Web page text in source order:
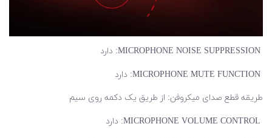
MICROPHONE NOISE SUPPRESSION: دارد
MICROPHONE MUTE FUNCTION: دارد
طریقه قطع صدای میکروفن: از طریق یک دکمه روی سیم
MICROPHONE VOLUME CONTROL: دارد